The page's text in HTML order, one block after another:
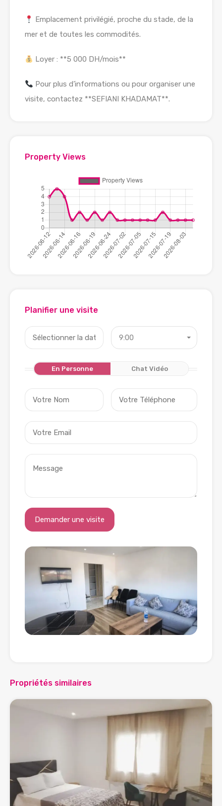
Emplacement privilégié, proche du stade, de la
mer et de toutes les commodités.
Loyer : **5 000 DH/mois**
Pour plus d’informations ou pour organiser une
visite, contactez **SEFIANI KHADAMAT**.
Property Views
Planifier une visite
9:00
En Personne Chat Vidéo
Propriétés similaires